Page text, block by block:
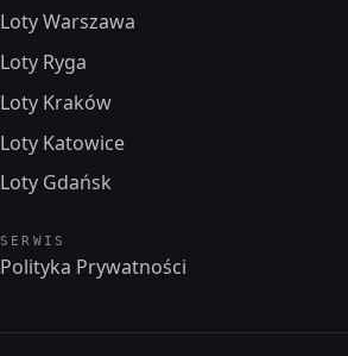
Loty Warszawa
Loty Ryga
Loty Kraków
Loty Katowice
Loty Gdańsk
SERWIS
Polityka Prywatności